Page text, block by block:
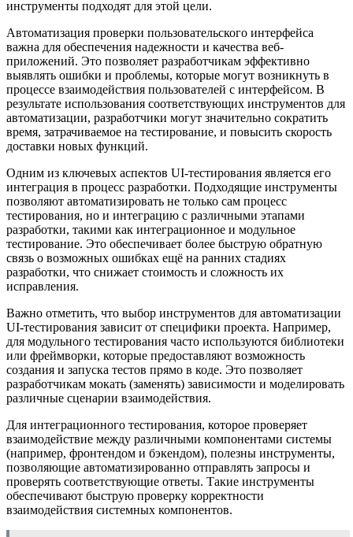
Автоматизация проверки пользовательского интерфейса
важна для обеспечения надежности и качества веб-
приложений. Это позволяет разработчикам эффективно
выявлять ошибки и проблемы, которые могут возникнуть в
процессе взаимодействия пользователей с интерфейсом. В
результате использования соответствующих инструментов для
автоматизации, разработчики могут значительно сократить
время, затрачиваемое на тестирование, и повысить скорость
доставки новых функций.
Одним из ключевых аспектов UI-тестирования является его
интеграция в процесс разработки. Подходящие инструменты
позволяют автоматизировать не только сам процесс
тестирования, но и интеграцию с различными этапами
разработки, такими как интеграционное и модульное
тестирование. Это обеспечивает более быструю обратную
связь о возможных ошибках ещё на ранних стадиях
разработки, что снижает стоимость и сложность их
исправления.
Важно отметить, что выбор инструментов для автоматизации
UI-тестирования зависит от специфики проекта. Например,
для модульного тестирования часто используются библиотеки
или фреймворки, которые предоставляют возможность
создания и запуска тестов прямо в коде. Это позволяет
разработчикам мокать (заменять) зависимости и моделировать
различные сценарии взаимодействия.
Для интеграционного тестирования, которое проверяет
взаимодействие между различными компонентами системы
(например, фронтендом и бэкендом), полезны инструменты,
позволяющие автоматизированно отправлять запросы и
проверять соответствующие ответы. Такие инструменты
обеспечивают быструю проверку корректности
взаимодействия системных компонентов.